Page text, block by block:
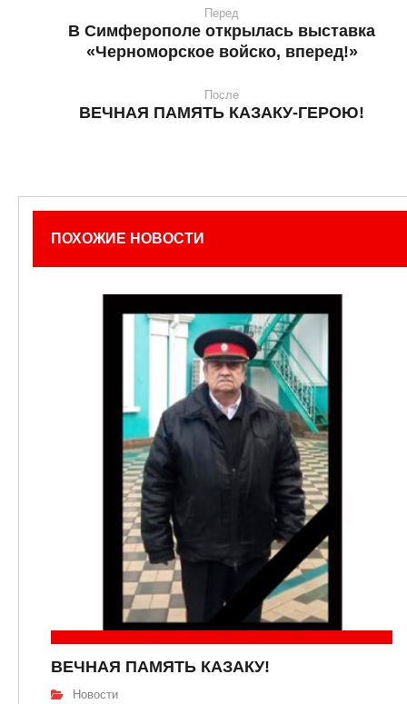
Перед
В Симферополе открылась выставка
«Черноморское войско, вперед!»
После
ВЕЧНАЯ ПАМЯТЬ КАЗАКУ-ГЕРОЮ!
ПОХОЖИЕ НОВОСТИ
ВЕЧНАЯ ПАМЯТЬ КАЗАКУ!
Новости